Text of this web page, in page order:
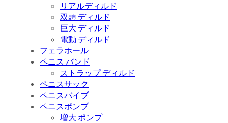
リアルディルド
双頭 ディルド
巨大 ディルド
電動 ディルド
フェラホール
ペニス バンド
ストラップ ディルド
ペニスサック
ペニスバイブ
ペニスポンプ
増大 ポンプ